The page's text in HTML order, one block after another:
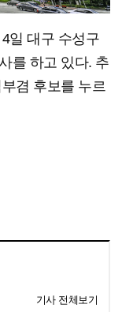
일 대구 수성구
를 하고 있다. 추
겸 후보를 누르
기사 전체보기